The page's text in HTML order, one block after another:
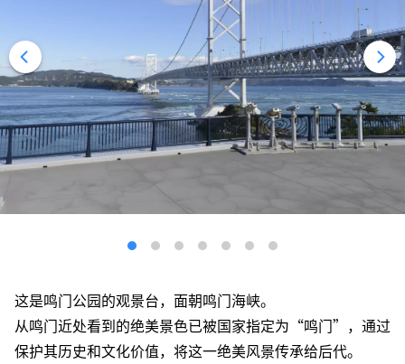
这是鸣门公园的观景台，面朝鸣门海峡。
从鸣门近处看到的绝美景色已被国家指定为“鸣门”，通过
保护其历史和文化价值，将这一绝美风景传承给后代。